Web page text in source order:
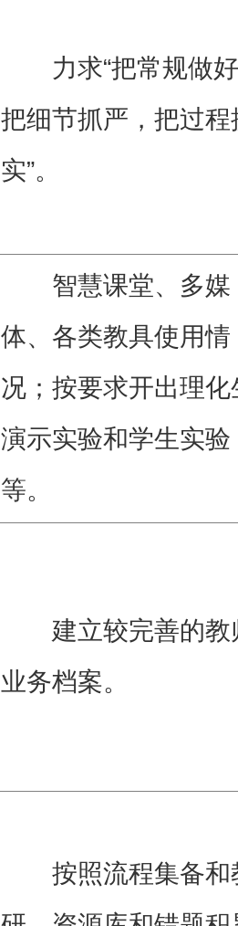
力求“把常规做
把细节抓严，把过程
实”。
智慧课堂、多媒
体、各类教具使用情
况；按要求开出理化
演示实验和学生实验
等。
建立较完善的教
业务档案。
按照流程集备和